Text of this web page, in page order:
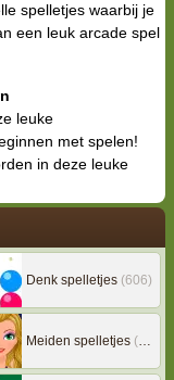
spelletjes waarbij je
een leuk arcade spel
leuke
met spelen!
in deze leuke
Denk spelletjes (606)
Meiden spelletjes (239)